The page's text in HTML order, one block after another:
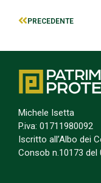
PRECEDENTE
Michele Isetta
P.iva: 01711980092
Iscritto all’Albo dei
Consob n.10173 del